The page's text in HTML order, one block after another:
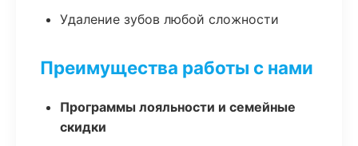
Удаление зубов любой сложности
Преимущества работы с нами
Программы лояльности и семейные
скидки